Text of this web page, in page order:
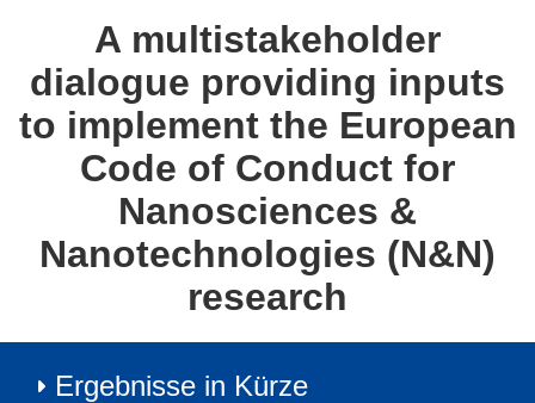
A multistakeholder
dialogue providing inputs
to implement the European
Code of Conduct for
Nanosciences &
Nanotechnologies (N&N)
research
Ergebnisse in Kürze